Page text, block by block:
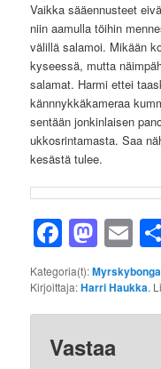
Vaikka sääennusteet
niin aamulla töihin
välillä salamoi. Mikään
kyseessä, mutta
salamat. Harmi ettei
kännnykkäkameraa
sentään jonkinlaisen
ukkosrintamasta. Saa
kesästä tulee.
Kategoria(t):
Kirjoittaja:Harri Haukka.
Vastaa